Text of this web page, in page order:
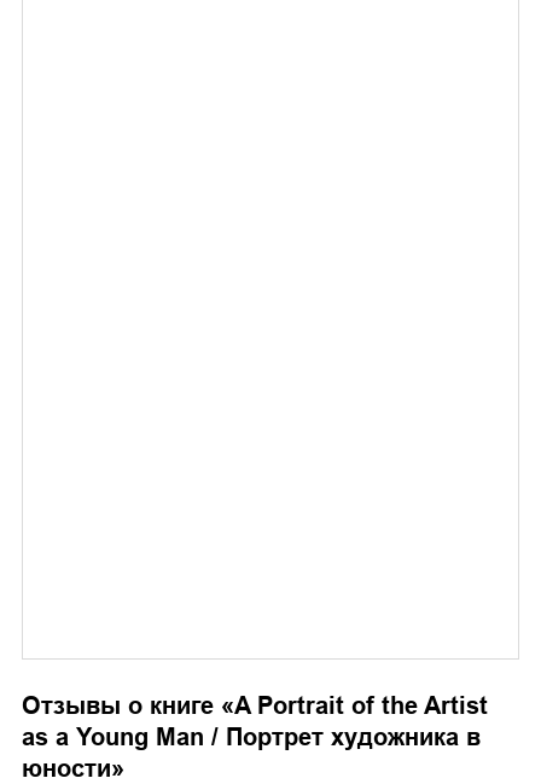
Отзывы о книге «A Portrait of the Artist
as a Young Man / Портрет художника в
юности»